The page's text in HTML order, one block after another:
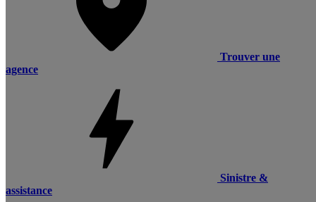
Trouver une
agence
Sinistre &
assistance